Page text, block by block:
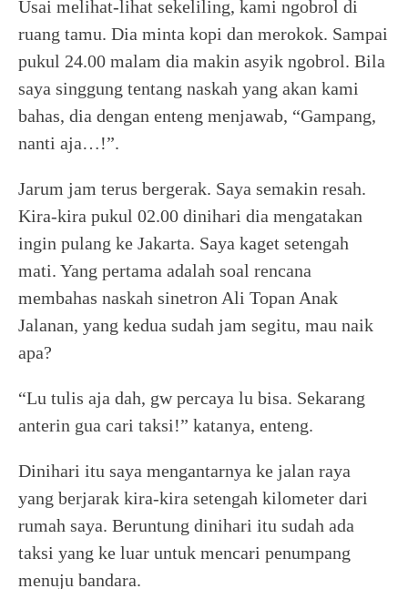
Usai melihat-lihat sekeliling, kami ngobrol di
ruang tamu. Dia minta kopi dan merokok. Sampai
pukul 24.00 malam dia makin asyik ngobrol. Bila
saya singgung tentang naskah yang akan kami
bahas, dia dengan enteng menjawab, “Gampang,
nanti aja…!”.
Jarum jam terus bergerak. Saya semakin resah.
Kira-kira pukul 02.00 dinihari dia mengatakan
ingin pulang ke Jakarta. Saya kaget setengah
mati. Yang pertama adalah soal rencana
membahas naskah sinetron Ali Topan Anak
Jalanan, yang kedua sudah jam segitu, mau naik
apa?
“Lu tulis aja dah, gw percaya lu bisa. Sekarang
anterin gua cari taksi!” katanya, enteng.
Dinihari itu saya mengantarnya ke jalan raya
yang berjarak kira-kira setengah kilometer dari
rumah saya. Beruntung dinihari itu sudah ada
taksi yang ke luar untuk mencari penumpang
menuju bandara.